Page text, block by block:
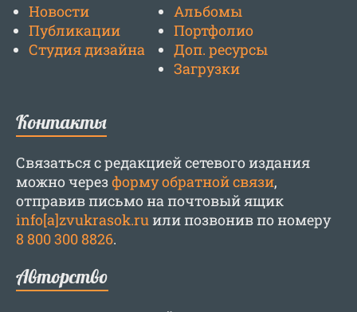
Новости
Публикации
Студия дизайна
Альбомы
Портфолио
Доп. ресурсы
Загрузки
Контакты
Связаться с редакцией сетевого издания
можно черезформу обратной связи,
отправив письмо на почтовый ящик
info[a]zvukrasok.ruили позвонив по номеру
8 800 300 8826.
Авторство